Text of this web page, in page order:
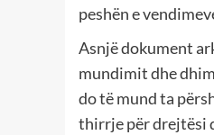
peshën e
Asnjë dokument
mundimit dhe
do të mund ta
thirrje për drejtësi